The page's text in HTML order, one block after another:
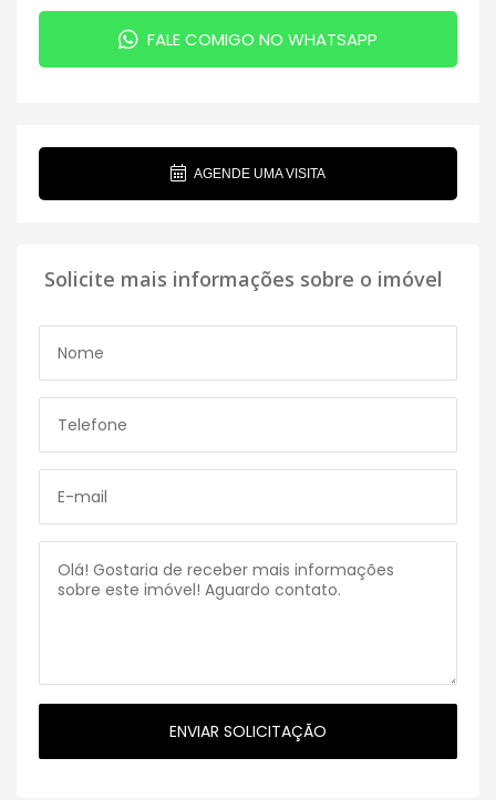
FALE COMIGO NO WHATSAPP
AGENDE UMA VISITA
Solicite mais informações sobre o imóvel